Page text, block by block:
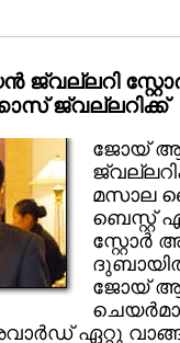
ജ്വല്ലറി
ജ്വല്ലറിക്ക്
ജോയ്
മസാല
ബെസ്റ്റ്
സ്റ്റോര്‍
ജോയ്
ഏറ്റു